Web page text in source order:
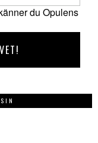
du Opulens